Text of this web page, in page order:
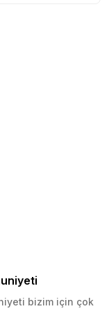
bizim için çok